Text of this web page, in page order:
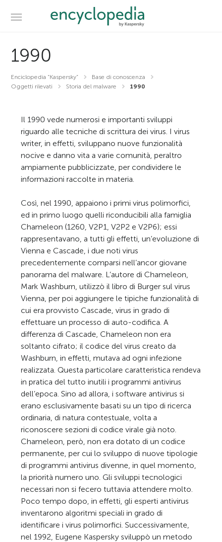
1990
Enciclopedia “Kaspersky”
Base di conoscenza
Oggetti rilevati
Storia del malware 1990
Il 1990 vede numerosi e importanti sviluppi
riguardo alle tecniche di scrittura dei virus. I virus
writer, in effetti, sviluppano nuove funzionalità
nocive e danno vita a varie comunità, peraltro
ampiamente pubblicizzate, per condividere le
informazioni raccolte in materia.
Così, nel 1990, appaiono i primi virus polimorfici,
ed in primo luogo quelli riconducibili alla famiglia
Chameleon (1260, V2P1, V2P2 e V2P6); essi
rappresentavano, a tutti gli effetti, un’evoluzione di
Vienna e Cascade, i due noti virus
precedentemente comparsi nell’ancor giovane
panorama del malware. L’autore di Chameleon,
Mark Washburn, utilizzò il libro di Burger sul virus
Vienna, per poi aggiungere le tipiche funzionalità di
cui era provvisto Cascade, virus in grado di
effettuare un processo di auto-codifica. A
differenza di Cascade, Chameleon non era
soltanto cifrato; il codice del virus creato da
Washburn, in effetti, mutava ad ogni infezione
realizzata. Questa particolare caratteristica rendeva
in pratica del tutto inutili i programmi antivirus
dell’epoca. Sino ad allora, i software antivirus si
erano esclusivamente basati su un tipo di ricerca
ordinaria, di natura contestuale, volta a
riconoscere sezioni di codice virale già noto.
Chameleon, però, non era dotato di un codice
permanente, per cui lo sviluppo di nuove tipologie
di programmi antivirus divenne, in quel momento,
la priorità numero uno. Gli sviluppi tecnologici
necessari non si fecero tuttavia attendere molto.
Poco tempo dopo, in effetti, gli esperti antivirus
inventarono algoritmi speciali in grado di
identificare i virus polimorfici. Successivamente,
nel 1992, Eugene Kaspersky sviluppò un metodo